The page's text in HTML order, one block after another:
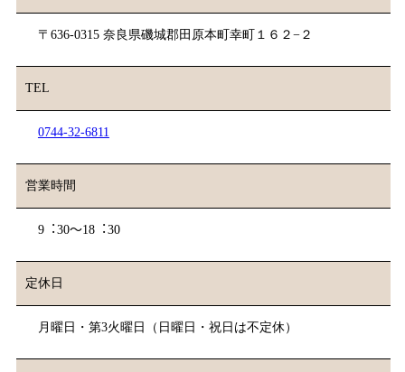
〒636-0315 奈良県磯城郡田原本町幸町１６２−２
TEL
0744-32-6811
営業時間
9︓30〜18︓30
定休日
⽉曜日・第3⽕曜⽇（日曜日・祝日は不定休）